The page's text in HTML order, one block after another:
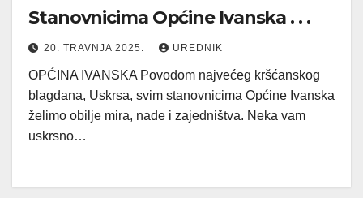
Stanovnicima Općine Ivanska . . .
20. TRAVNJA 2025. UREDNIK
OPĆINA IVANSKA Povodom najvećeg kršćanskog
blagdana, Uskrsa, svim stanovnicima Općine Ivanska
želimo obilje mira, nade i zajedništva. Neka vam
uskrsno…